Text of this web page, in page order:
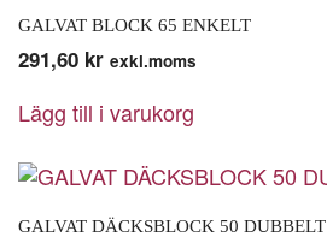
GALVAT BLOCK 65 ENKELT
291,60 kr exkl.moms
Lägg till i varukorg
GALVAT DÄCKSBLOCK 50 DUBBELT